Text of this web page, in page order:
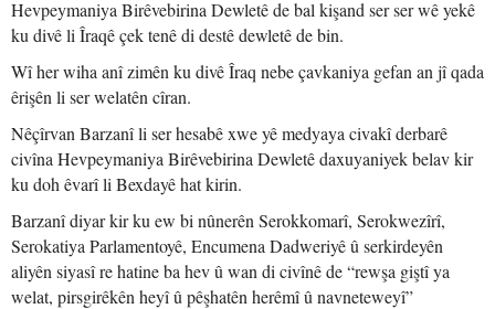
Hevpeymaniya Birêvebirina Dewletê de bal kişand ser ser wê yekê
ku divê li Îraqê çek tenê di destê dewletê de bin.
Wî her wiha anî zimên ku divê Îraq nebe çavkaniya gefan an jî qada
êrişên li ser welatên cîran.
Nêçîrvan Barzanî li ser hesabê xwe yê medyaya civakî derbarê
civîna Hevpeymaniya Birêvebirina Dewletê daxuyaniyek belav kir
ku doh êvarî li Bexdayê hat kirin.
Barzanî diyar kir ku ew bi nûnerên Serokkomarî, Serokwezîrî,
Serokatiya Parlamentoyê, Encumena Dadweriyê û serkirdeyên
aliyên siyasî re hatine ba hev û wan di civînê de “rewşa giştî ya
welat, pirsgirêkên heyî û pêşhatên herêmî û navneteweyî”